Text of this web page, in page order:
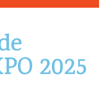
2025